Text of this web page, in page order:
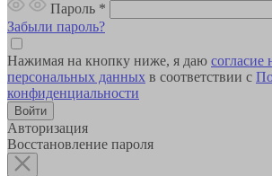
Пароль *
Забыли пароль?
Нажимая на кнопку ниже, я даю согласие
персональных данных в соответствии с
конфиденциальности
Авторизация
Восстановление пароля